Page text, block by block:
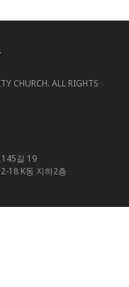
CHURCH. ALL RIGHTS
길 19
18 K동 지하2층